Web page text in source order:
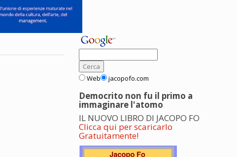
Web jacopofo.com
Democrito non fu il primo a
immaginare l'atomo
IL NUOVO LIBRO DI JACOPO FO
Clicca qui per scaricarlo
Gratuitamente!